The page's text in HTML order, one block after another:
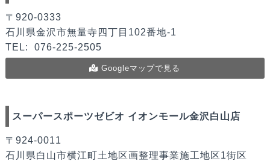
〒920-0333
石川県金沢市無量寺四丁目102番地-1
TEL:
076-225-2505
Googleマップで見る
スーパースポーツゼビオ イオンモール金沢白山店
〒924-0011
石川県白山市横江町土地区画整理事業施工地区1街区